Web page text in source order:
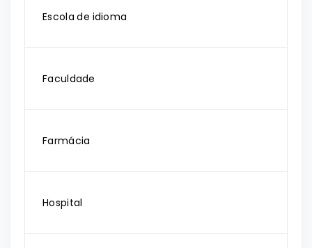
Escola de idioma
Faculdade
Farmácia
Hospital